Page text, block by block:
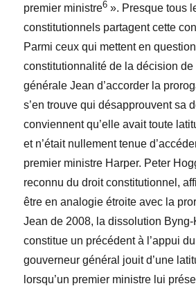
premier ministre6 ». Presque tous
constitutionnels partagent cette
Parmi ceux qui mettent en
constitutionnalité de la décision
générale Jean d’accorder la
s’en trouve qui désapprouvent sa
conviennent qu’elle avait toute
et n’était nullement tenue
premier ministre Harper. Peter
reconnu du droit constitutionnel,
être en analogie étroite avec la
Jean de 2008, la dissolution
constitue un précédent à l’appui
gouverneur général jouit d’une
lorsqu’un premier ministre lui